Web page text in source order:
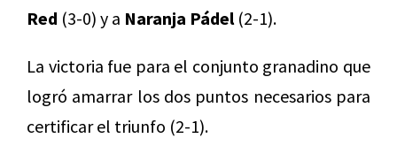
Red (3-0) y a Naranja Pádel (2-1).
La victoria fue para el conjunto granadino que
logró amarrar los dos puntos necesarios para
certificar el triunfo (2-1).